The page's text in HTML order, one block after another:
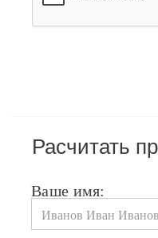
Расчитать
Ваше имя: